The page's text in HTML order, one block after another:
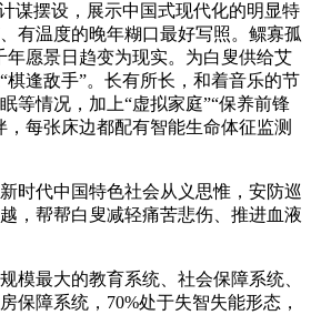
谋摆设，展示中国式现代化的明显特
有温度的晚年糊口最好写照。鳏寡孤
年愿景日趋变为现实。为白叟供给艾
棋逢敌手”。长有所长，和着音乐的节
等情况，加上“虚拟家庭”“保养前锋
，每张床边都配有智能生命体征监测
代中国特色社会从义思惟，安防巡
，帮帮白叟减轻痛苦悲伤、推进血液
最大的教育系统、社会保障系统、
保障系统，70%处于失智失能形态，